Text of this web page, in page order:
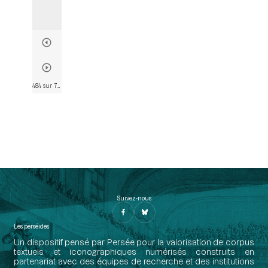
Suivez-nous
Les perséides
Un dispositif pensé par Persée pour la valorisation de corpus
textuels et iconographiques numérisés construits en
partenariat avec des équipes de recherche et des institutions